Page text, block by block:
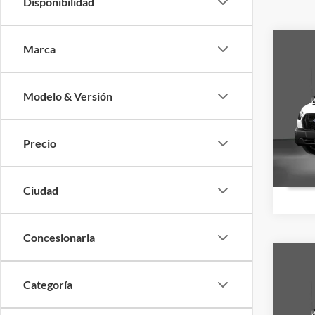
Marca
Modelo & Versión
Precio
Ciudad
Concesionaria
Categoría
VIN:
Ford
Ford